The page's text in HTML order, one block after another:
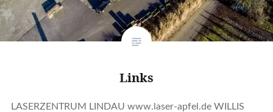
Links
LASERZENTRUM LINDAU www.laser-apfel.de WILLIS